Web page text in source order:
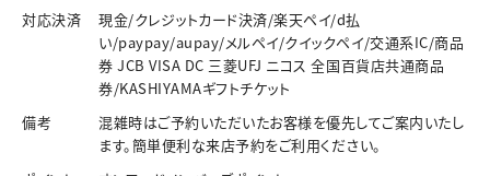
対応決済
現金/クレジットカード決済/楽天ペイ/d払
い/paypay/aupay/メルペイ/クイックペイ/交通系IC/商品
券 JCB VISA DC 三菱UFJ ニコス 全国百貨店共通商品
券/KASHIYAMAギフトチケット
備考
混雑時はご予約いただいたお客様を優先してご案内いたし
ます。簡単便利な来店予約をご利用ください。